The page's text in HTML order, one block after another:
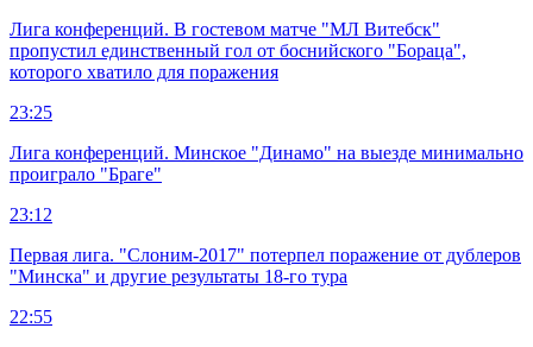
Лига конференций. В гостевом матче "МЛ Витебск"
пропустил единственный гол от боснийского "Бораца",
которого хватило для поражения
23:25
Лига конференций. Минское "Динамо" на выезде минимально
проиграло "Браге"
23:12
Первая лига. "Слоним-2017" потерпел поражение от дублеров
"Минска" и другие результаты 18-го тура
22:55